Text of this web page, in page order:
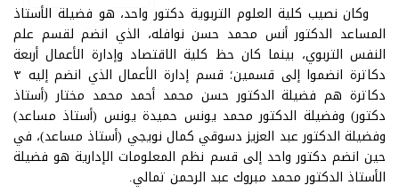
وكان نصيب كلية العلوم التربوية دكتور واحد، هو فضيلة الأستاذ
المساعد الدكتور أنس محمد حسن نوافله، الذي انضم لقسم علم
النفس التربوي، بينما كان حظ كلية الاقتصاد وإدارة الأعمال أربعة
دكاترة انضموا إلى قسمين؛ قسم إدارة الأعمال الذي انضم إليه ٣
دكاترة هم فضيلة الدكتور حسن محمد أحمد محمد مختار (أستاذ
دكتور) وفضيلة الدكتور محمد يونس حميدة يونس (أستاذ مساعد)
وفضيلة الدكتور عبد العزيز دسوقي كمال نويجي (أستاذ مساعد)، في
حين انضم دكتور واحد إلى قسم نظم المعلومات الإدارية هو فضيلة
الأستاذ الدكتور محمد مبروك عبد الرحمن تمالي.